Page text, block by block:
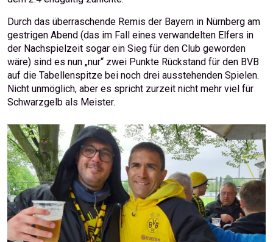
Durch das überraschende Remis der Bayern in Nürnberg am
gestrigen Abend (das im Fall eines verwandelten Elfers in
der Nachspielzeit sogar ein Sieg für den Club geworden
wäre) sind es nun „nur“ zwei Punkte Rückstand für den BVB
auf die Tabellenspitze bei noch drei ausstehenden Spielen.
Nicht unmöglich, aber es spricht zurzeit nicht mehr viel für
Schwarzgelb als Meister.